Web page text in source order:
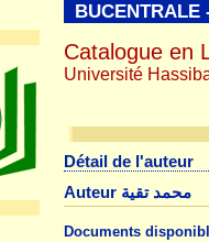
Détail de l'auteur
Auteur محمد تقية
Documents
BUCENTRALE
Catalogue en
Université